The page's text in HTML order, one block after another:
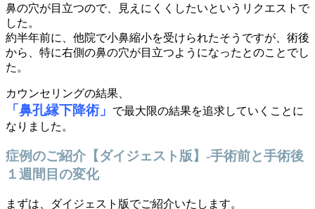
鼻の穴が目立つので、見えにくくしたいというリクエストで
した。
約半年前に、他院で小鼻縮小を受けられたそうですが、術後
から、特に右側の鼻の穴が目立つようになったとのことでし
た。
カウンセリングの結果、
「鼻孔縁下降術」
で最大限の結果を追求していくことに
なりました。
症例のご紹介【ダイジェスト版】-手術前と手術後
１週間目の変化
まずは、ダイジェスト版でご紹介いたします。